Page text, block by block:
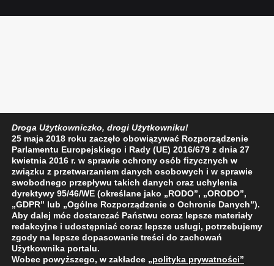
Droga Użytkowniczko, drogi Użytkowniku!
25 maja 2018 roku zaczęło obowiązywać Rozporządzenie
Parlamentu Europejskiego i Rady (UE) 2016/679 z dnia 27
kwietnia 2016 r. w sprawie ochrony osób fizycznych w
związku z przetwarzaniem danych osobowych i w sprawie
swobodnego przepływu takich danych oraz uchylenia
dyrektywy 95/46/WE (określane jako „RODO”, „ORODO”,
„GDPR” lub „Ogólne Rozporządzenie o Ochronie Danych”).
Aby dalej móc dostarczać Państwu coraz lepsze materiały
redakcyjne i udostępniać coraz lepsze usługi, potrzebujemy
zgody na lepsze dopasowanie treści do zachowań
Użytkownika portalu.
Wobec powyższego, w zakładce „polityka prywatności”